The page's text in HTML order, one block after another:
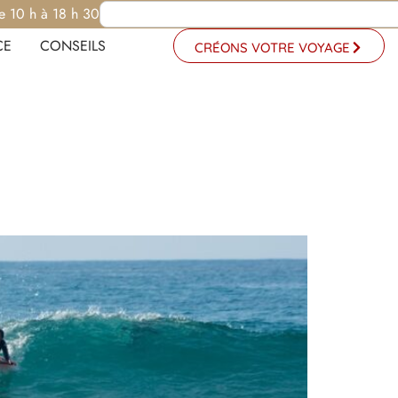
10 h à 18 h 30
CONSEILS CRÉONS VOTRE VOYAGE